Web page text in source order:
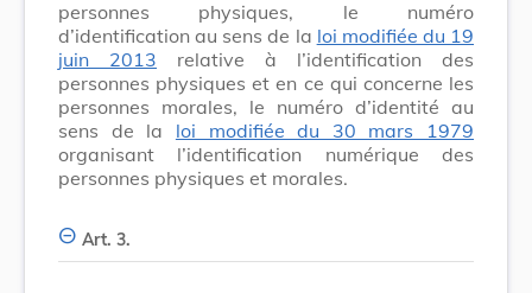
personnes physiques, le numéro
d’identification au sens de la loi modifiée du 19
juin 2013 relative à l’identification des
personnes physiques et en ce qui concerne les
personnes morales, le numéro d’identité au
sens de la loi modifiée du 30 mars 1979
organisant l’identification numérique des
personnes physiques et morales.
Art. 3.